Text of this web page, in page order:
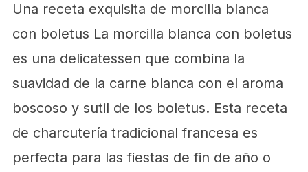
Una receta exquisita de morcilla blanca
con boletus La morcilla blanca con boletus
es una delicatessen que combina la
suavidad de la carne blanca con el aroma
boscoso y sutil de los boletus. Esta receta
de charcutería tradicional francesa es
perfecta para las fiestas de fin de año o